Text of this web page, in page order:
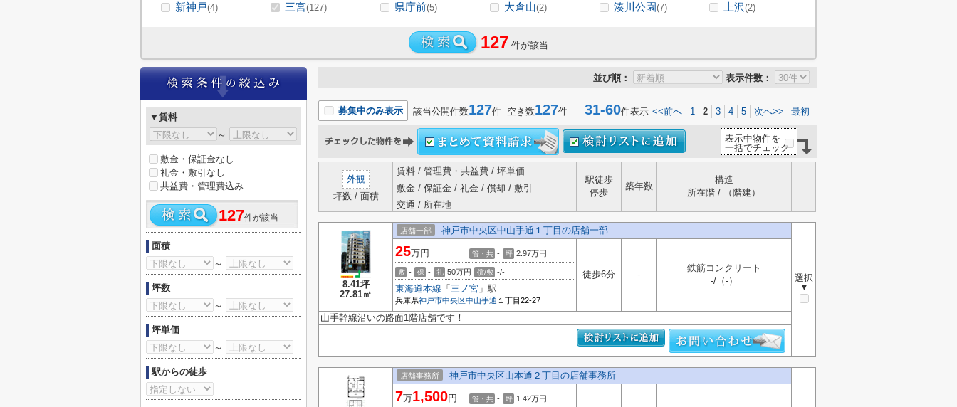
新神戸(4) 三宮(127) 県庁前(5) 大倉山(2) 湊川公園(7) 上沢(2)
127 件が該当
並び順： 表示件数：
募集中のみ表示 該当公開件数127件 空き数127件 31-60件表示 <<前へ 1 2 3 4 5 次へ>> 最初
表示中物件を
一括でチェック
外観
坪数 / 面積
賃料 / 管理費・共益費 / 坪単価
敷金 / 保証金 / 礼金 / 償却 / 敷引
交通 / 所在地
駅徒歩
停歩
築年数
構造
所在階 / （階建）
8.41坪
27.81㎡
店舗一部 神戸市中央区中山手通１丁目の店舗一部
選択
▼
25万円 管・共 - 坪 2.97万円
敷 - 保 - 礼 50万円 償/敷 -/-
東海道本線 「 三ノ宮 」駅
兵庫県神戸市中央区中山手通 １丁目22-27
徒歩6分 -
鉄筋コンクリート
-/（-）
山手幹線沿いの路面1階店舗です！
店舗事務所 神戸市中央区山本通２丁目の店舗事務所
7万1,500円 管・共 - 坪 1.42万円
▼賃料
～
敷金・保証金なし
礼金・敷引なし
共益費・管理費込み
127件が該当
面積
～
坪数
～
坪単価
～
駅からの徒歩